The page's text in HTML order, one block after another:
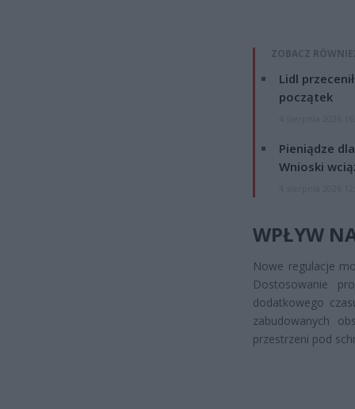
ZOBACZ
Lidl
początek
Pieniądze
Wnioski
WPŁYW
Nowe regulacje
Dostosowanie
dodatkowego
zabudowanych
przestrzeni pod